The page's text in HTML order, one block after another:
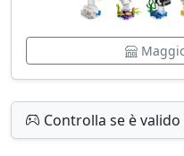
Controlla se è